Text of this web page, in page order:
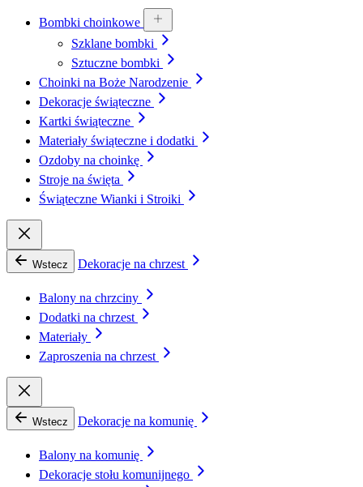
Bombki choinkowe
Szklane bombki
Sztuczne bombki
Choinki na Boże Narodzenie
Dekoracje świąteczne
Kartki świąteczne
Materiały świąteczne i dodatki
Ozdoby na choinkę
Stroje na święta
Świąteczne Wianki i Stroiki
Wstecz Dekoracje na chrzest
Balony na chrzciny
Dodatki na chrzest
Materiały
Zaproszenia na chrzest
Wstecz Dekoracje na komunię
Balony na komunię
Dekoracje stołu komunijnego